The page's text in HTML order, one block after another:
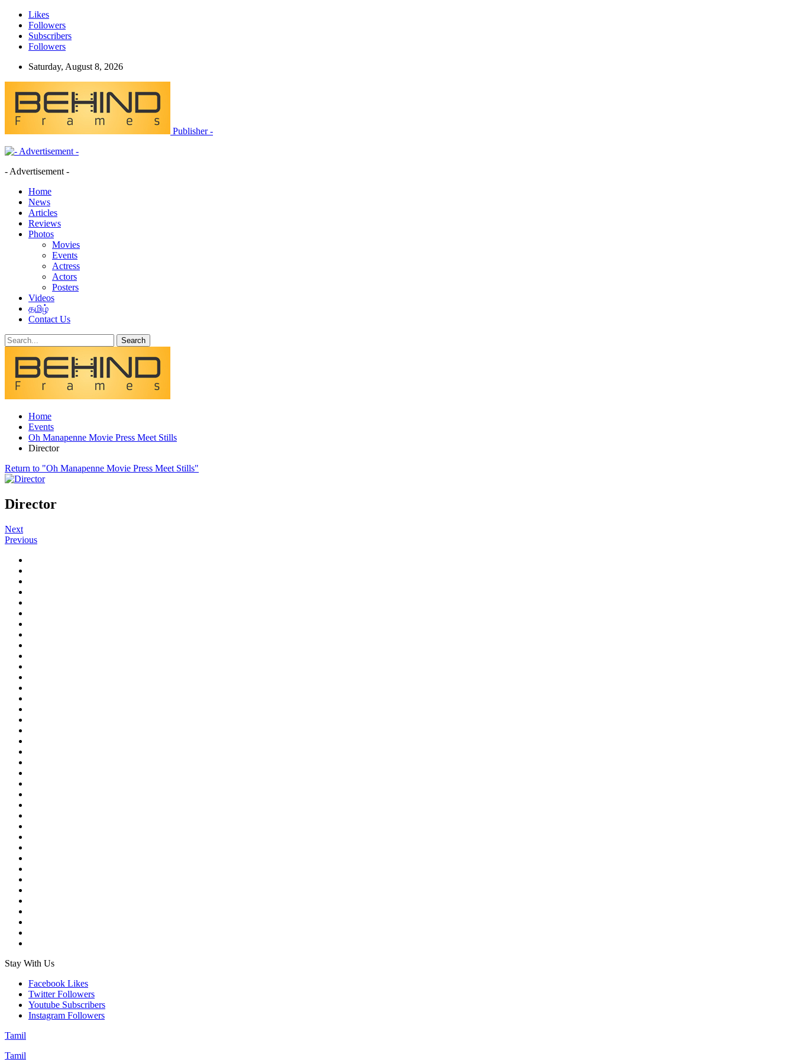
Likes
Followers
Subscribers
Followers
Saturday, August 8, 2026
Publisher -
- Advertisement -
Home
News
Articles
Reviews
Photos
Movies
Events
Actress
Actors
Posters
Videos
தமிழ்
Contact Us
Home
Events
Oh Manapenne Movie Press Meet Stills
Director
Return to "Oh Manapenne Movie Press Meet Stills"
Director
Next
Previous
Stay With Us
Facebook Likes
Twitter Followers
Youtube Subscribers
Instagram Followers
Tamil
Tamil